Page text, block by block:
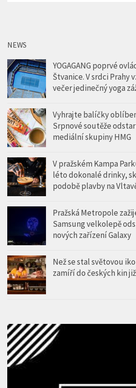
NEWS
YOGAGANG poprvé
Štvanice. V srdci Prahy
večer jedinečný yoga
Vyhrajte balíčky
Srpnové soutěže
mediální skupiny HMG
V pražském Kampa
léto dokonalé drinky,
podobě plavby na
Pražská Metropole
Samsung velkolepě
nových zařízení Galaxy
Než se stal světovou
zamíří do českých kin